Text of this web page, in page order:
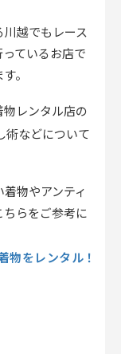
越でもレース
ているお店で
。
レンタル店の
術などについて
物やアンティ
らをご参考に
物をレンタル！